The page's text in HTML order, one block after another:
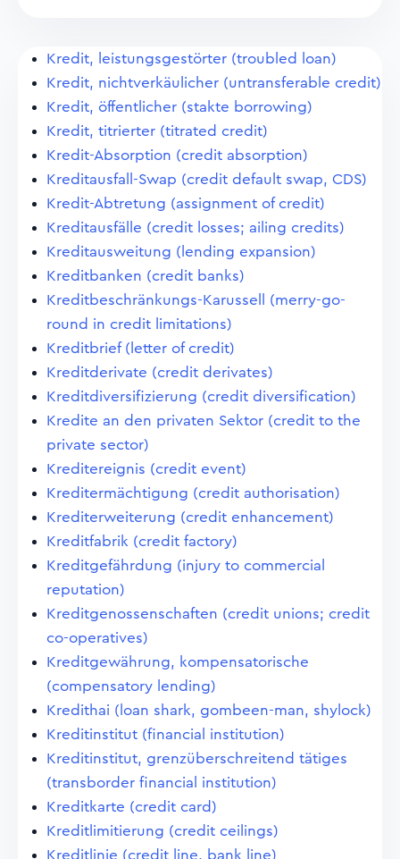
Kredit, leistungsgestörter (troubled loan)
Kredit, nichtverkäulicher (untransferable credit)
Kredit, öffentlicher (stakte borrowing)
Kredit, titrierter (titrated credit)
Kredit-Absorption (credit absorption)
Kreditausfall-Swap (credit default swap, CDS)
Kredit-Abtretung (assignment of credit)
Kreditausfälle (credit losses; ailing credits)
Kreditausweitung (lending expansion)
Kreditbanken (credit banks)
Kreditbeschränkungs-Karussell (merry-go-
round in credit limitations)
Kreditbrief (letter of credit)
Kreditderivate (credit derivates)
Kreditdiversifizierung (credit diversification)
Kredite an den privaten Sektor (credit to the
private sector)
Kreditereignis (credit event)
Kreditermächtigung (credit authorisation)
Krediterweiterung (credit enhancement)
Kreditfabrik (credit factory)
Kreditgefährdung (injury to commercial
reputation)
Kreditgenossenschaften (credit unions; credit
co-operatives)
Kreditgewährung, kompensatorische
(compensatory lending)
Kredithai (loan shark, gombeen-man, shylock)
Kreditinstitut (financial institution)
Kreditinstitut, grenzüberschreitend tätiges
(transborder financial institution)
Kreditkarte (credit card)
Kreditlimitierung (credit ceilings)
Kreditlinie (credit line, bank line)